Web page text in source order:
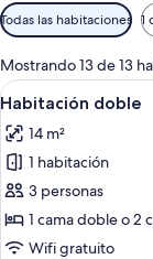
Filtros
disponibles
para
las
habitaciones
Todas las habitaciones 1
Mostrando 13 de 13
Ver
todas
las
fotos
de
Habitación
doble
5
Habitación doble
14 m²
1 habitación
3 personas
1 cama doble o 2
Wifi gratuito